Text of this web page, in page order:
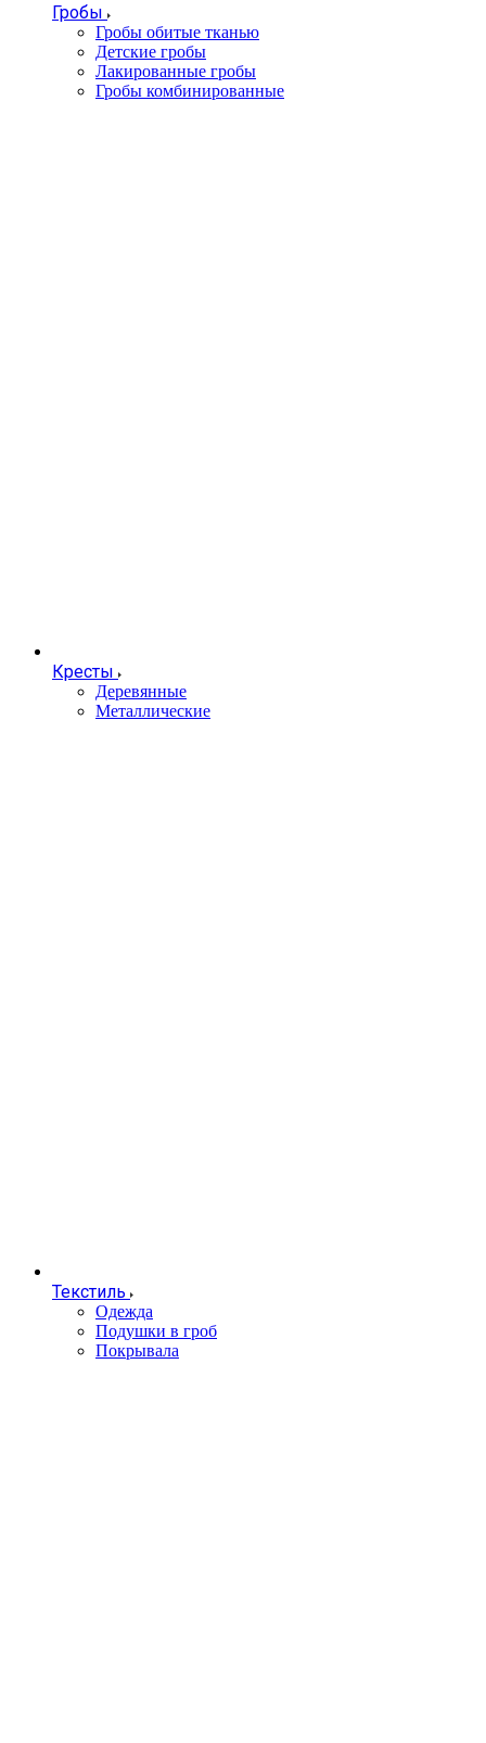
Гробы
Гробы обитые тканью
Детские гробы
Лакированные гробы
Гробы комбинированные
Кресты
Деревянные
Металлические
Текстиль
Одежда
Подушки в гроб
Покрывала